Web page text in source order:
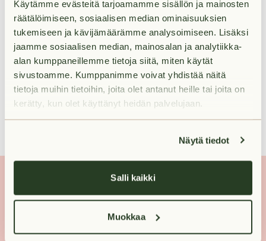
Käytämme evästeitä tarjoamamme sisällön ja mainosten
räätälöimiseen, sosiaalisen median ominaisuuksien
tukemiseen ja kävijämäärämme analysoimiseen. Lisäksi
jaamme sosiaalisen median, mainosalan ja analytiikka-
alan kumppaneillemme tietoja siitä, miten käytät
sivustoamme. Kumppanimme voivat yhdistää näitä
tietoja muihin tietoihin, joita olet antanut heille tai joita on
kerätty, kun olet käyttänyt heidän palvelujaan.
Näytä tiedot
Salli kaikki
Muokkaa
Toppilansalmessa on järjestettyjuoksukoulua. Ensi
talvena asukastapahtumat jatkuvat tulevan Joo Hetki -
kahvilan ympärillä. Kahvilaan saadaan myös monipuoliset
tapahtumatilat ja Joo Kotien asiakaspalvelupiste.
Mille sinä haluat sanoa Joo?
16.9.2022